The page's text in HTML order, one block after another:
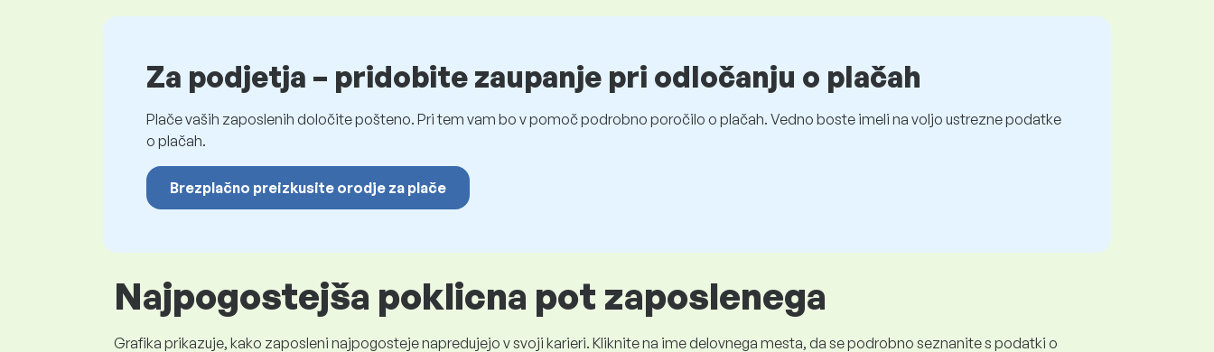
Za podjetja – pridobite zaupanje pri odločanju o plačah
Plače vaših zaposlenih določite pošteno. Pri tem vam bo v pomoč podrobno poročilo o plačah. Vedno boste imeli na voljo ustrezne podatke
o plačah.
Brezplačno preizkusite orodje za plače
Najpogostejša poklicna pot zaposlenega
Grafika prikazuje, kako zaposleni najpogosteje napredujejo v svoji karieri. Kliknite na ime delovnega mesta, da se podrobno seznanite s podatki o